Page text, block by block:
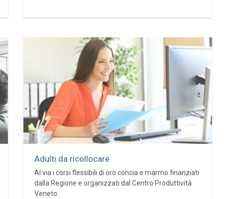
Adulti da ricollocare
Al via i corsi flessibili di oro concia e marmo finanziati
dalla Regione e organizzati dal Centro Produttività
Veneto